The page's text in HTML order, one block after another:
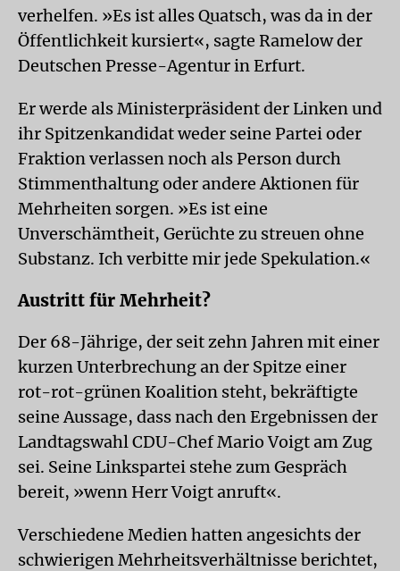
verhelfen. »Es ist alles Quatsch, was da in der
Öffentlichkeit kursiert«, sagte Ramelow der
Deutschen Presse-Agentur in Erfurt.
Er werde als Ministerpräsident der Linken und
ihr Spitzenkandidat weder seine Partei oder
Fraktion verlassen noch als Person durch
Stimmenthaltung oder andere Aktionen für
Mehrheiten sorgen. »Es ist eine
Unverschämtheit, Gerüchte zu streuen ohne
Substanz. Ich verbitte mir jede Spekulation.«
Austritt für Mehrheit?
Der 68-Jährige, der seit zehn Jahren mit einer
kurzen Unterbrechung an der Spitze einer
rot-rot-grünen Koalition steht, bekräftigte
seine Aussage, dass nach den Ergebnissen der
Landtagswahl CDU-Chef Mario Voigt am Zug
sei. Seine Linkspartei stehe zum Gespräch
bereit, »wenn Herr Voigt anruft«.
Verschiedene Medien hatten angesichts der
schwierigen Mehrheitsverhältnisse berichtet,